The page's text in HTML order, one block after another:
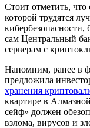
Стоит отметить,
которой трудятся
кибербезопасности,
сам Центральный
серверам с
Напомним, ранее в
предложила
хранения
квартире в
сейф» должен
взлома, вирусов и